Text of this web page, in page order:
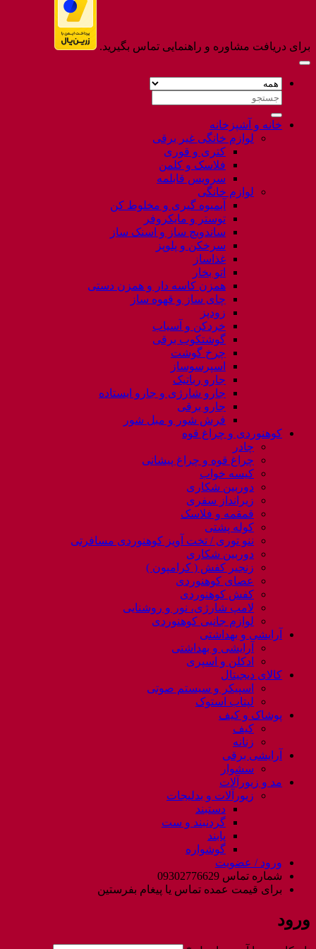
برای دریافت مشاوره و راهنمایی تماس بگیرید.
جستجو
خانه و آشپزخانه
لوازم خانگی غیر برقی
کتری و قوری
فلاسک و کلمن
سرویس قابلمه
لوازم خانگی
آبمیوه گیری و مخلوط کن
توستر و مایکروفر
ساندویچ ساز و اسنک ساز
سرخکن و پلوپز
غذاساز
اتو بخار
همزن کاسه دار و همزن دستی
چای ساز و قهوه ساز
زودپز
خردکن و آسیاب
گوشتکوب برقی
چرخ گوشت
اسپرسوساز
جارو رباتیک
جارو شارژی و جارو ایستاده
جارو برقی
فرش شور و مبل شور
کوهنوردی و چراغ قوه
چادر
چراغ قوه و چراغ پیشانی
کیسه خواب
دوربین شکاری
زیرانداز سفری
قمقمه و فلاسک
کوله پشتی
ننو توری / تخت آویز کوهنوردی مسافرتی
دوربین شکاری
زنجیر کفش ( کرامپون )
عصای کوهنوردی
کفش کوهنوردی
لامپ شارژی، نور و روشنایی
لوازم جانبی کوهنوردی
آرایشی و بهداشتی
آرایشی و بهداشتی
ادکلن و اسپری
کالای دیجیتال
اسپیکر و سیستم صوتی
لپتاب استوک
پوشاک و کیف
کیف
زنانه
آرایشی برقی
سشوار
مد و زیورآلات
زیورآلات و بدلیجات
دستبند
گردنبند و ست
پابند
گوشواره
ورود / عضویت
شماره تماس 09302776629
برای قیمت عمده تماس یا پیغام بفرستین
ورود